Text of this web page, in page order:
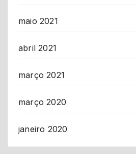
maio 2021
abril 2021
março 2021
março 2020
janeiro 2020